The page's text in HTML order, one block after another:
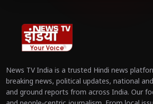
News TV India is a trusted Hindi news
breaking news, political updates, national
and ground reports from across India. Our